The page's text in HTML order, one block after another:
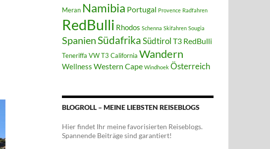
Meran Namibia Portugal Provence Radfahren
RedBulli Rhodos Schenna Skifahren Sougia
SpanienSüdafrikaSüdtirol T3 RedBulli
Teneriffa VW T3 California Wandern
Wellness Western Cape Windhoek Österreich
BLOGROLL – MEINE LIEBSTEN REISEBLOGS
Hier findet Ihr meine favorisierten Reiseblogs.
Spannende Beiträge sind garantiert!